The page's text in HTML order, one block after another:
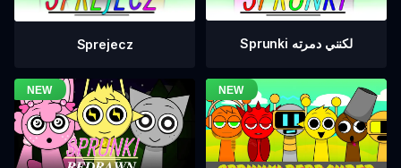
Sprejecz Sprunki لكنني دمرته